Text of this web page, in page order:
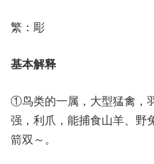
繁：彫
基本解释
①鸟类的一属，大型猛禽，
强，利爪，能捕食山羊、野
箭双～。